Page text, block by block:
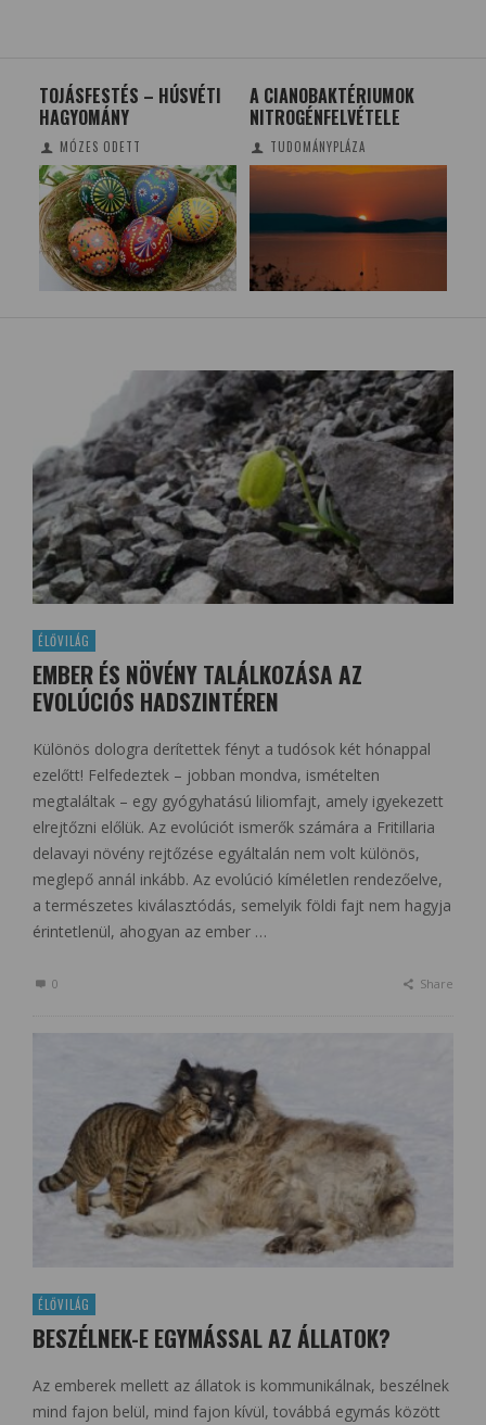
TOJÁSFESTÉS – HÚSVÉTI
HAGYOMÁNY
MÓZES ODETT
A CIANOBAKTÉRIUMOK
NITROGÉNFELVÉTELE
TUDOMÁNYPLÁZA
ÉLŐVILÁG
EMBER ÉS NÖVÉNY TALÁLKOZÁSA AZ
EVOLÚCIÓS HADSZINTÉREN
Különös dologra derítettek fényt a tudósok két hónappal
ezelőtt! Felfedeztek – jobban mondva, ismételten
megtaláltak – egy gyógyhatású liliomfajt, amely igyekezett
elrejtőzni előlük. Az evolúciót ismerők számára a Fritillaria
delavayi növény rejtőzése egyáltalán nem volt különös,
meglepő annál inkább. Az evolúció kíméletlen rendezőelve,
a természetes kiválasztódás, semelyik földi fajt nem hagyja
érintetlenül, ahogyan az ember …
0 Share
ÉLŐVILÁG
BESZÉLNEK-E EGYMÁSSAL AZ ÁLLATOK?
Az emberek mellett az állatok is kommunikálnak, beszélnek
mind fajon belül, mind fajon kívül, továbbá egymás között